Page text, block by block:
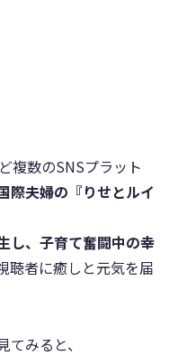
複数のSNSプラット
際夫婦の『りせとルイ
し、子育て奮闘中の幸
聴者に癒しと元気を届
みると、